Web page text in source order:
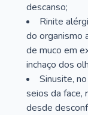
descanso;
Rinite
do organismo
de muco em
inchaço dos
Sinusite,
seios da face,
desde